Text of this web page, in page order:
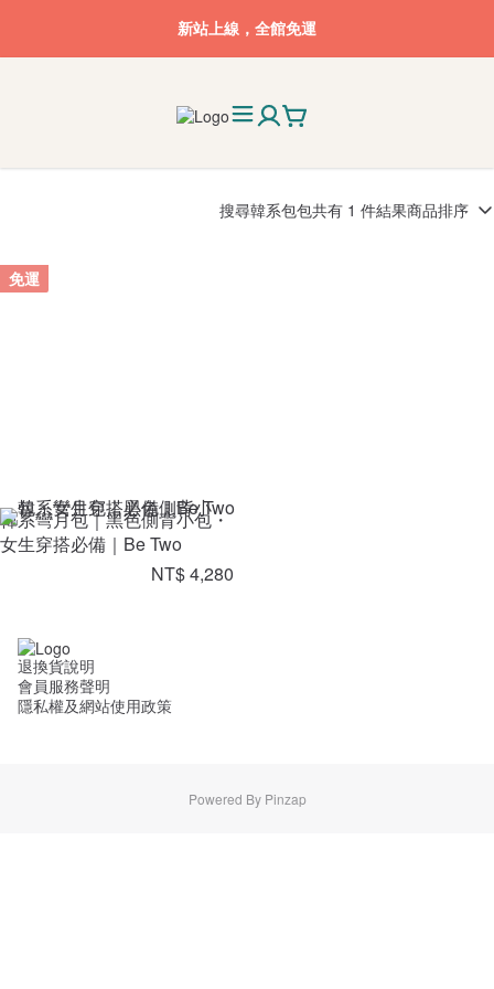
新站上線，全館免運
搜尋韓系包包共有 1 件結果商品排序
免運
韓系彎月包｜黑色側背小包・
女生穿搭必備｜Be Two
NT$ 4,280
退換貨說明
會員服務聲明
隱私權及網站使用政策
Powered By Pinzap